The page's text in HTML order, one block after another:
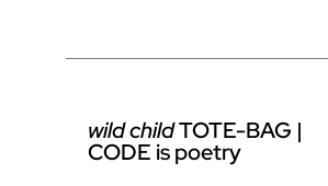
wild childTOTE-BAG |
CODE is poetry